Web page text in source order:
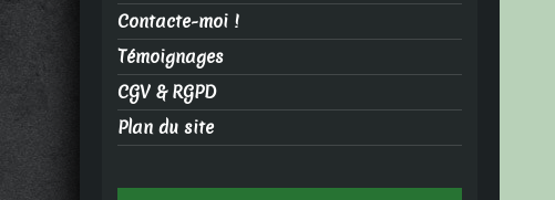
Contacte-moi !
Témoignages
CGV & RGPD
Plan du site